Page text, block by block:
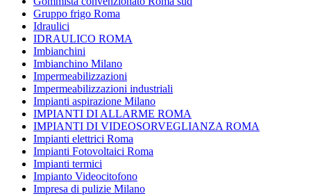
Gruppo frigo Roma
Idraulici
IDRAULICO ROMA
Imbianchini
Imbianchino Milano
Impermeabilizzazioni
Impermeabilizzazioni industriali
Impianti aspirazione Milano
IMPIANTI DI ALLARME ROMA
IMPIANTI DI VIDEOSORVEGLIANZA ROMA
Impianti elettrici Roma
Impianti Fotovoltaici Roma
Impianti termici
Impianto Videocitofono
Impresa di pulizie Milano